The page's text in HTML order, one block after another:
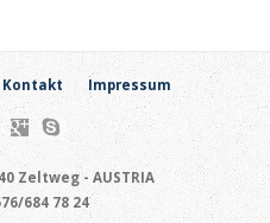
Kontakt Impressum
Zeltweg - AUSTRIA
684 78 24